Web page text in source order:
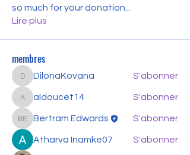
so much for your donation
Lire plus
membres
DilonaKovana
DilonaKovana S'abonner
aldoucet14
aldoucet14 S'abonner
Bertram Edwards
Bertram Edwards S'abonner
Atharva Inamke07 S'abonner